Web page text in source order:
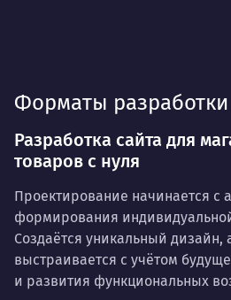
Форматы разработки
Разработка сайта для
товаров с нуля
Проектирование начинается с
формирования
Создаётся уникальный дизайн,
выстраивается с учётом
и развития функциональных